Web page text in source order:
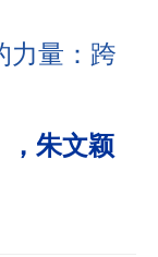
力量：跨
，朱文颖